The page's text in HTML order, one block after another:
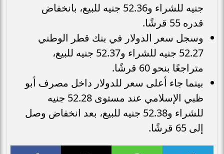
جنيه للشراء و52.36 جنيه للبيع، بانخفاض
قدره 55 قرشًا.
وسجل سعر الدولار في بنك قطر الوطني
52.27 جنيه للشراء و52.37 جنيه للبيع،
متراجعًا بنحو 60 قرشًا.
بينما جاء أعلى سعر للدولار داخل مصرف أبو
ظبي الإسلامي عند مستوى 52.28 جنيه
للشراء و52.38 جنيه للبيع، بعد انخفاض وصل
إلى 65 قرشًا.